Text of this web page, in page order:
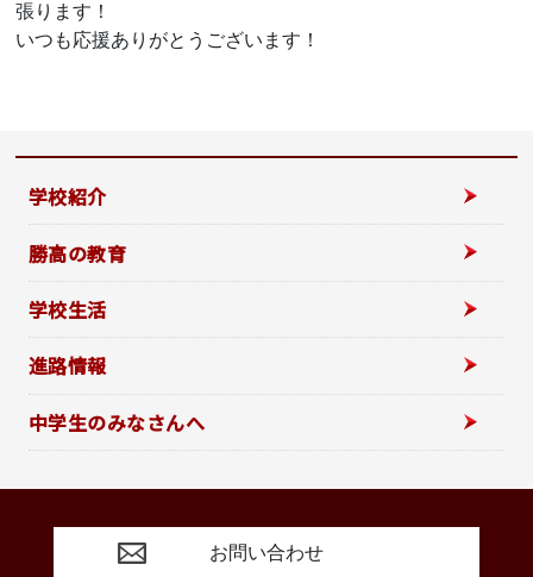
張ります！
いつも応援ありがとうございます！
学校紹介
勝高の教育
学校生活
進路情報
中学生のみなさんへ
お問い合わせ